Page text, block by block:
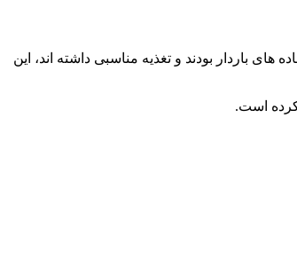
باردار بودند و تغذیه مناسبی داشته اند، این
است.